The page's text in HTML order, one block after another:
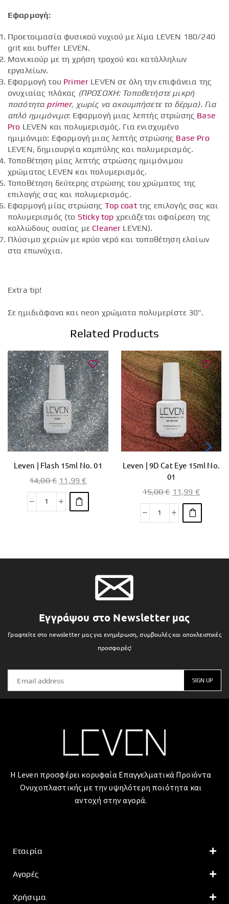
Εφαρμογή:
Προετοιμασία φυσικού νυχιού με λίμα LEVEN 180/240
grit και buffer LEVEN.
Μανικιούρ με τη χρήση τροχού και κατάλληλων
εργαλείων.
Εφαρμογή του Primer LEVEN σε όλη την επιφάνεια της
ονυχιαίας πλάκας (ΠΡΟΣΟΧΗ: Τοποθετήστε μικρή
ποσότητα primer, χωρίς να ακουμπήσετε το δέρμα).Για
απλό ημιμόνιμο: Εφαρμογή μιας λεπτής στρώσης Base
Pro LEVEN και πολυμερισμός. Για ενισχυμένο
ημιμόνιμο: Εφαρμογή μιας λεπτής στρώσης Base Pro
LEVEN, δημιουργία καμπύλης και πολυμερισμός.
Τοποθέτηση μίας λεπτής στρώσης ημιμόνιμου
χρώματος LEVEN και πολυμερισμός.
Τοποθέτηση δεύτερης στρώσης του χρώματος της
επιλογής σας και πολυμερισμός.
Εφαρμογή μίας στρώσης Top coatτης επιλογής σας και
πολυμερισμός (το Sticky top χρειάζεται αφαίρεση της
κολλώδους ουσίας με Cleaner LEVEN).
Πλύσιμο χεριών με κρύο νερό και τοποθέτηση ελαίων
στα επωνύχια.
Extra tip!
Σε ημιδιάφανα και neon χρώματα πολυμερίστε 30”.
Related Products
Leven | Flash 15ml No. 01
14,00€ 11,99€
Leven | 9D Cat Eye 15ml No.
01
15,00€ 11,99 €
Εγγράψου στο Newsletter μας
Γραφτείτε στο newsletter μας για ενημέρωση, συμβουλές και αποκλειστικές
προσφορές!
Η Leven προσφέρει κορυφαία Επαγγελματικά Προϊόντα
Ονυχοπλαστικής με την υψηλότερη ποιότητα και
αντοχή στην αγορά.
Εταιρία
Αγορές
Χρήσιμα